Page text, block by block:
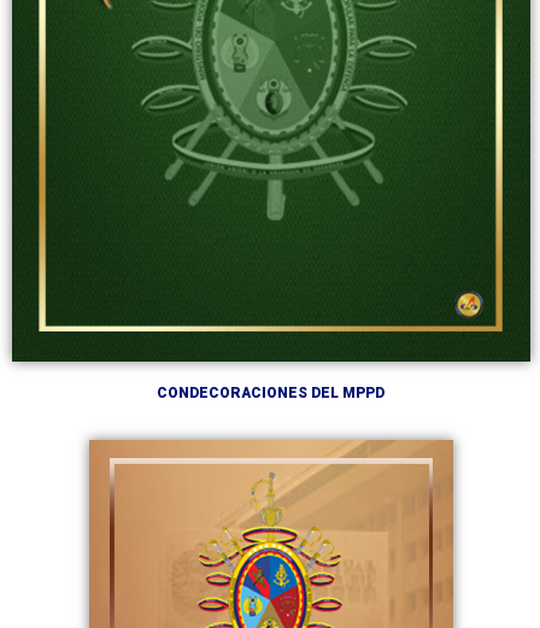
CONDECORACIONES DEL MPPD